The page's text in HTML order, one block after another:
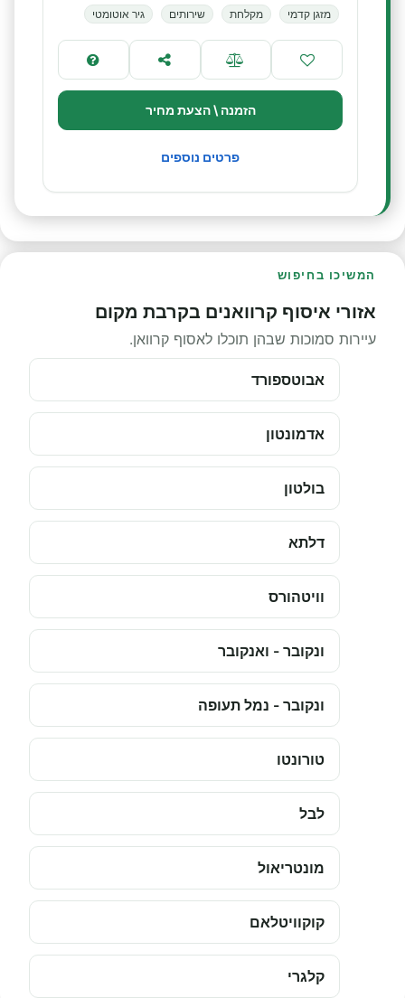
מזגן קדמי מקלחת שירותים גיר אוטומטי
הזמנה \ הצעת מחיר
פרטים נוספים
המשיכו בחיפוש
אזורי איסוף קרוואנים בקרבת מקום
עיירות סמוכות שבהן תוכלו לאסוף קרוואן.
אבוטספורד
אדמונטון
בולטון
דלתא
וויטהורס
ונקובר - ואנקובר
ונקובר - נמל תעופה
טורונטו
לבל
מונטריאול
קוקוויטלאם
קלגרי